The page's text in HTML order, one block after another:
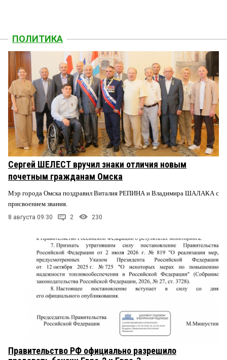
ПОЛИТИКА
Сергей ШЕЛЕСТ вручил знаки отличия новым
почетным гражданам Омска
Мэр города Омска поздравил Виталия РЕПИНА и Владимира ШАЛАКА с
присвоением звания.
8 августа 09:30 2 230
Правительство РФ официально разрешило